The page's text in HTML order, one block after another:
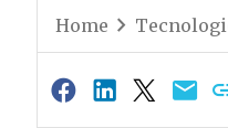
Home